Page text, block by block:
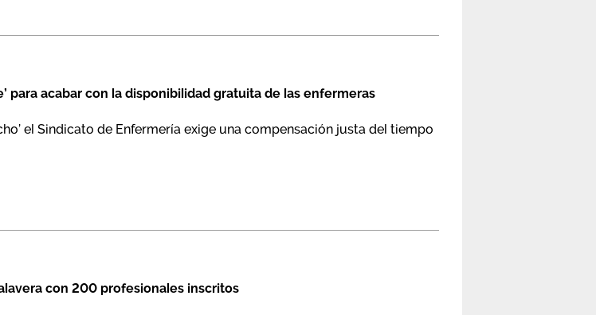
para acabar con la disponibilidad gratuita de las enfermeras
el Sindicato de Enfermería exige una compensación justa del tiempo
con 200 profesionales inscritos